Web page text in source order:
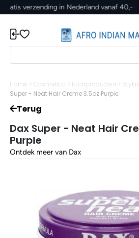
✔ Gratis verzending in
Home > Cosmetica > Haarproducten >
Super - Neat Hair Creme 3.5oz Purple
Terug
Dax Super - Neat Hair
Purple
Ontdek meer van Dax